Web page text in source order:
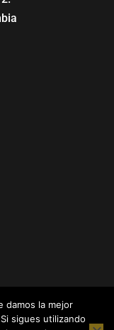
damos la mejor
sigues utilizando